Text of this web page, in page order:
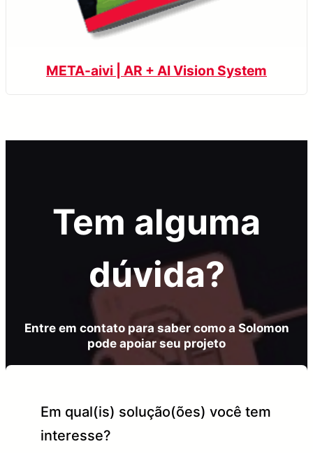
META-aivi | AR + AI Vision System
Tem alguma
dúvida?
Entre em contato para saber como a Solomon
pode apoiar seu projeto
Em qual(is) solução(ões) você tem
interesse?